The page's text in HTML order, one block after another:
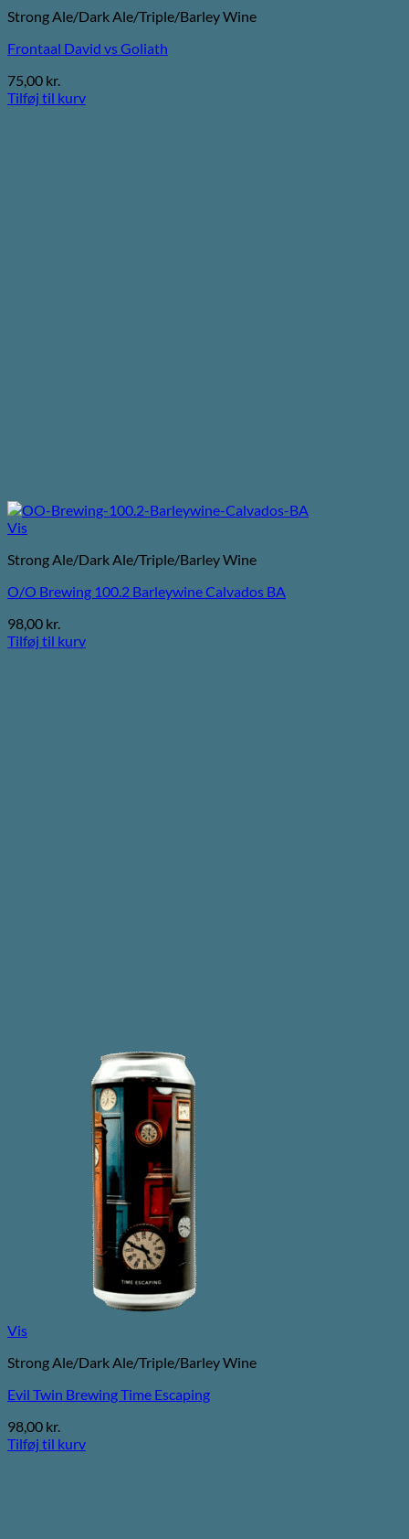
Strong Ale/Dark Ale/Triple/Barley Wine
Frontaal David vs Goliath
75,00 kr.
Tilføj til kurv
Vis
Strong Ale/Dark Ale/Triple/Barley Wine
O/O Brewing 100.2 Barleywine Calvados BA
98,00 kr.
Tilføj til kurv
Vis
Strong Ale/Dark Ale/Triple/Barley Wine
Evil Twin Brewing Time Escaping
98,00 kr.
Tilføj til kurv